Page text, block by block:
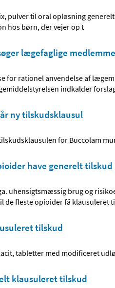
pulver til oral opløsning
hos børn, der vejer op t
lægefaglige
for rationel anvendelse af
indkalder
ny tilskudsklausul
for Buccolam
have generelt tilskud
uhensigtsmæssig brug og
de fleste opioider få
tilskud
tabletter med modificeret
klausuleret tilskud